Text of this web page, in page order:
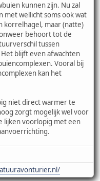
kunnen zijn. Nu zal
met wellicht soms ook wat
korrelhagel, maar (natte)
behoort tot de
tussen
blijft even afwachten
Vooral bij
kan het
niet direct warmer te
zorgt mogelijk wel voor
lijken voorlopig met een